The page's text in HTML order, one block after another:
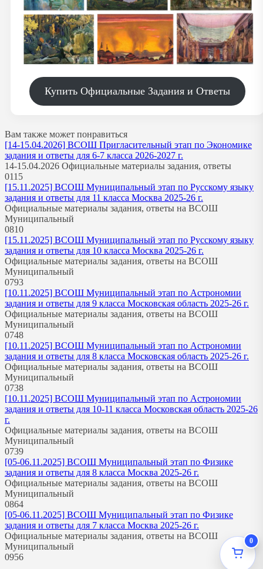
Купить Официальные Задания и Ответы
Вам также может понравиться
[14-15.04.2026] ВСОШ Пригласительный этап по Экономике
задания и ответы для 6-7 класса 2026-2027 г.
14-15.04.2026 Официальные материалы задания, ответы
0115
[15.11.2025] ВСОШ Муниципальный этап по Русскому языку
задания и ответы для 11 класса Москва 2025-26 г.
Официальные материалы задания, ответы на ВСОШ
Муниципальный
0810
[15.11.2025] ВСОШ Муниципальный этап по Русскому языку
задания и ответы для 10 класса Москва 2025-26 г.
Официальные материалы задания, ответы на ВСОШ
Муниципальный
0793
[10.11.2025] ВСОШ Муниципальный этап по Астрономии
задания и ответы для 9 класса Московская область 2025-26 г.
Официальные материалы задания, ответы на ВСОШ
Муниципальный
0748
[10.11.2025] ВСОШ Муниципальный этап по Астрономии
задания и ответы для 8 класса Московская область 2025-26 г.
Официальные материалы задания, ответы на ВСОШ
Муниципальный
0738
[10.11.2025] ВСОШ Муниципальный этап по Астрономии
задания и ответы для 10-11 класса Московская область 2025-26
г.
Официальные материалы задания, ответы на ВСОШ
Муниципальный
0739
[05-06.11.2025] ВСОШ Муниципальный этап по Физике
задания и ответы для 8 класса Москва 2025-26 г.
Официальные материалы задания, ответы на ВСОШ
Муниципальный
0864
[05-06.11.2025] ВСОШ Муниципальный этап по Физике
задания и ответы для 7 класса Москва 2025-26 г.
Официальные материалы задания, ответы на ВСОШ
Муниципальный
0956
0